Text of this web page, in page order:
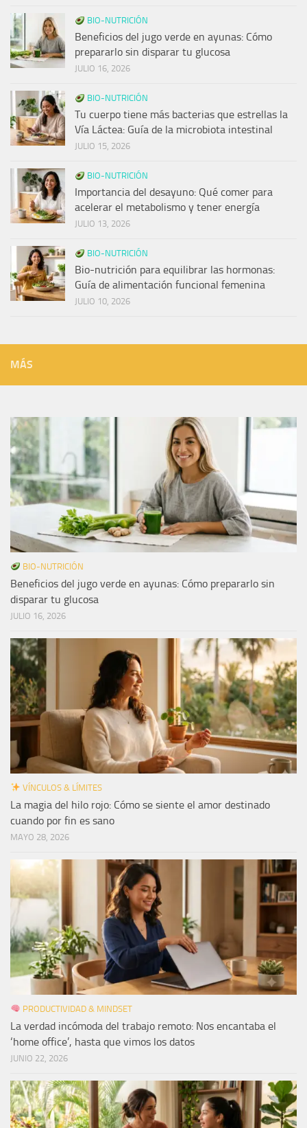
BIO-NUTRICIÓN
Beneficios del jugo verde en ayunas: Cómo
prepararlo sin disparar tu glucosa
JULIO 16, 2026
BIO-NUTRICIÓN
Tu cuerpo tiene más bacterias que estrellas la
Vía Láctea: Guía de la microbiota intestinal
JULIO 15, 2026
BIO-NUTRICIÓN
Importancia del desayuno: Qué comer para
acelerar el metabolismo y tener energía
JULIO 13, 2026
BIO-NUTRICIÓN
Bio-nutrición para equilibrar las hormonas:
Guía de alimentación funcional femenina
JULIO 10, 2026
MÁS
BIO-NUTRICIÓN
Beneficios del jugo verde en ayunas: Cómo prepararlo sin
disparar tu glucosa
JULIO 16, 2026
VÍNCULOS & LÍMITES
La magia del hilo rojo: Cómo se siente el amor destinado
cuando por fin es sano
MAYO 28, 2026
PRODUCTIVIDAD & MINDSET
La verdad incómoda del trabajo remoto: Nos encantaba el
‘home office’, hasta que vimos los datos
JUNIO 22, 2026